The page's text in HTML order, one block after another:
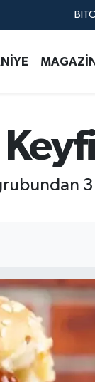
MAGAZİN
3